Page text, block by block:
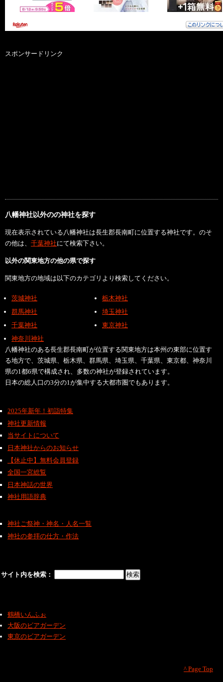
スポンサードリンク
八幡神社以外のの神社を探す
現在表示されている八幡神社は長生郡長南町に位置する神社です。のそ
の他は、 千葉神社にて検索下さい。
以外の関東地方の他の県で探す
関東地方の地域は以下のカテゴリより検索してください。
茨城神社
栃木神社
群馬神社
埼玉神社
千葉神社
東京神社
神奈川神社
八幡神社のある長生郡長南町が位置する関東地方は本州の東部に位置す
る地方で、茨城県、栃木県、群馬県、埼玉県、千葉県、東京都、神奈川
県の1都6県で構成され、多数の神社が登録されています。
日本の総人口の3分の1が集中する大都市圏でもあります。
2025年新年！初詣特集
神社更新情報
当サイトについて
日本神社からのお知らせ
【休止中】無料会員登録
全国一宮総覧
日本神話の世界
神社用語辞典
神社ご祭神・神名・人名一覧
神社の参拝の仕方・作法
サイト内を検索：
鶴橋いんふぉ
大阪のビアガーデン
東京のビアガーデン
^ Page Top